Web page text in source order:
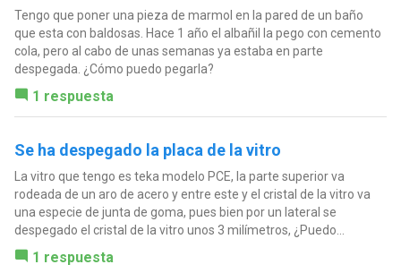
Tengo que poner una pieza de marmol en la pared de un baño
que esta con baldosas. Hace 1 año el albañil la pego con cemento
cola, pero al cabo de unas semanas ya estaba en parte
despegada. ¿Cómo puedo pegarla?
1 respuesta
Se ha despegado la placa de la vitro
La vitro que tengo es teka modelo PCE, la parte superior va
rodeada de un aro de acero y entre este y el cristal de la vitro va
una especie de junta de goma, pues bien por un lateral se
despegado el cristal de la vitro unos 3 milímetros, ¿Puedo...
1 respuesta